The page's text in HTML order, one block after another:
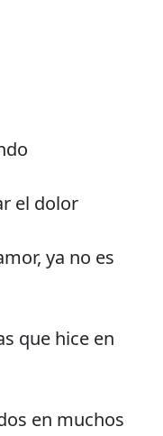
el dolor
ya no es
que hice en
en muchos